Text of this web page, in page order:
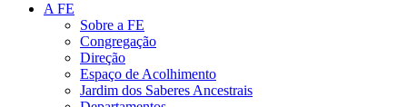
A FE
Sobre a FE
Congregação
Direção
Espaço de Acolhimento
Jardim dos Saberes Ancestrais